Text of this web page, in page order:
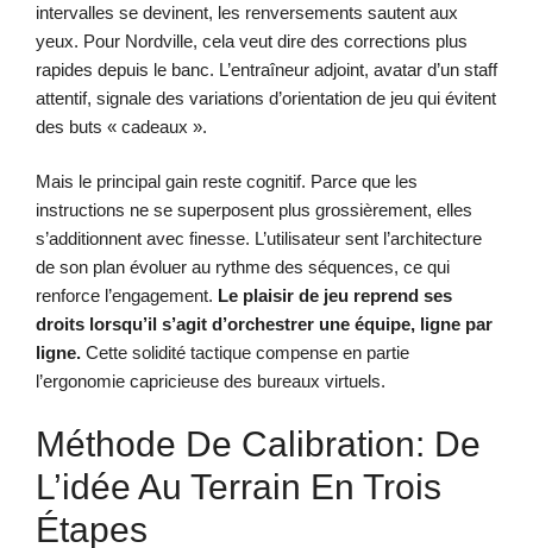
intervalles se devinent, les renversements sautent aux
yeux. Pour Nordville, cela veut dire des corrections plus
rapides depuis le banc. L’entraîneur adjoint, avatar d’un staff
attentif, signale des variations d’orientation de jeu qui évitent
des buts « cadeaux ».
Mais le principal gain reste cognitif. Parce que les
instructions ne se superposent plus grossièrement, elles
s’additionnent avec finesse. L’utilisateur sent l’architecture
de son plan évoluer au rythme des séquences, ce qui
renforce l’engagement. Le plaisir de jeu reprend ses
droits lorsqu’il s’agit d’orchestrer une équipe, ligne par
ligne. Cette solidité tactique compense en partie
l’ergonomie capricieuse des bureaux virtuels.
Méthode De Calibration: De
L’idée Au Terrain En Trois
Étapes